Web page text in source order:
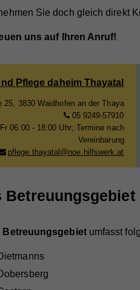
Sie doch gleich direkt
uns auf Ihren Anruf!
Pflege daheim Thayatal
3830 Waidhofen an der Thaya
05 9249-57910
06:00 - 18:00 Uhr; Termine nach
Vereinbarung
pflege.thayatal@noe.hilfswerk.at
Betreuungsgebiet
Betreuungsgebietumfasst